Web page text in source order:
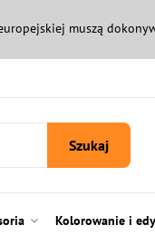
muszą
Szukaj
Kolorowanie i